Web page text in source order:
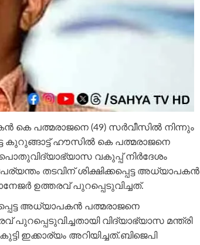
കെ പത്മരാജനെ (49) സര്‍വീസില്‍ നിന്നും
കുറുങ്ങാട്ട് ഹൗസില്‍ കെ പത്മരാജനെ
പൊതുവിദ്യാഭ്യാസ വകുപ്പ് നിര്‍ദേശം
തടവിന് ശിക്ഷിക്കപ്പെട്ട അധ്യാപകന്‍
ഉത്തരവ് പുറപ്പെടുവിച്ചത്.
അധ്യാപകന്‍ പത്മരാജനെ
വിദ്യാഭ്യാസ മന്ത്രി
ഇക്കാര്യം അറിയിച്ചത്.ബിജെപി